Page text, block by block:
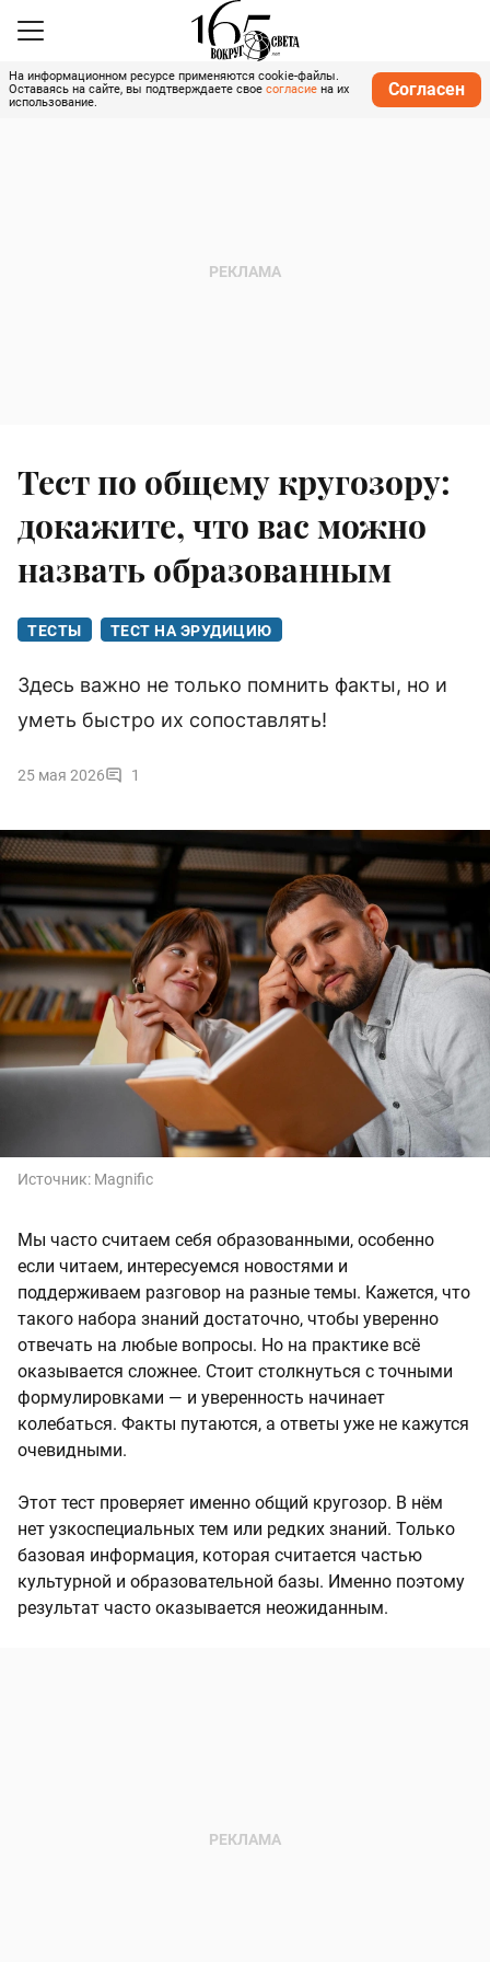
На информационном ресурсе применяются cookie-файлы.
Оставаясь на сайте, вы подтверждаете свое согласие на их
использование.
Согласен
Тест по общему кругозору:
докажите, что вас можно
назвать образованным
ТЕСТЫ ТЕСТ НА ЭРУДИЦИЮ
Здесь важно не только помнить факты, но и
уметь быстро их сопоставлять!
25 мая 2026 1
Источник: Magnific
Мы часто считаем себя образованными, особенно
если читаем, интересуемся новостями и
поддерживаем разговор на разные темы. Кажется, что
такого набора знаний достаточно, чтобы уверенно
отвечать на любые вопросы. Но на практике всё
оказывается сложнее. Стоит столкнуться с точными
формулировками — и уверенность начинает
колебаться. Факты путаются, а ответы уже не кажутся
очевидными.
Этот тест проверяет именно общий кругозор. В нём
нет узкоспециальных тем или редких знаний. Только
базовая информация, которая считается частью
культурной и образовательной базы. Именно поэтому
результат часто оказывается неожиданным.